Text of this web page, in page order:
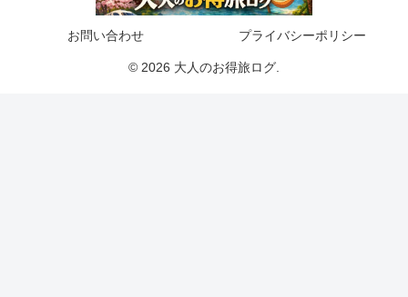
お問い合わせ プライバシーポリシー
© 2026 大人のお得旅ログ.